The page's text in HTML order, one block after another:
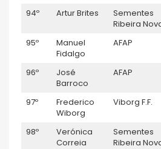
94º Artur Brites
Sementes
Ribeira
95º
Manuel
Fidalgo
AFAP
96º
José
Barroco
AFAP
97º
Frederico
Wiborg
Viborg F.F.
98º
Verónica
Correia
Sementes
Ribeira